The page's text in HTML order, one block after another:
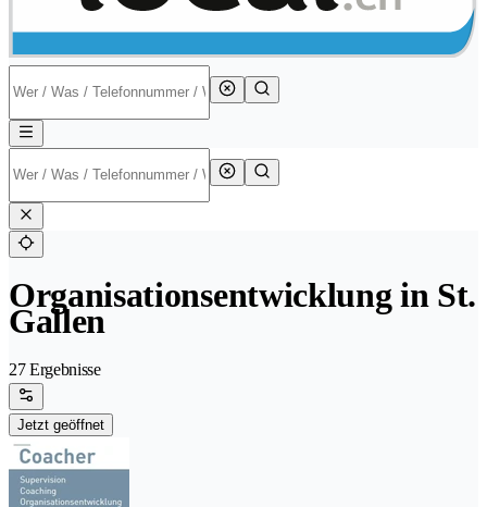
Organisationsentwicklung in St.
Gallen
27 Ergebnisse
Jetzt geöffnet